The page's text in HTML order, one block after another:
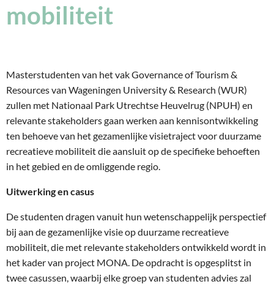
mobiliteit
Masterstudenten van het vak Governance of Tourism &
Resources van Wageningen University & Research (WUR)
zullen met Nationaal Park Utrechtse Heuvelrug (NPUH) en
relevante stakeholders gaan werken aan kennisontwikkeling
ten behoeve van het gezamenlijke visietraject voor duurzame
recreatieve mobiliteit die aansluit op de specifieke behoeften
in het gebied en de omliggende regio.
Uitwerking en casus
De studenten dragen vanuit hun wetenschappelijk perspectief
bij aan de gezamenlijke visie op duurzame recreatieve
mobiliteit, die met relevante stakeholders ontwikkeld wordt in
het kader van project MONA. De opdracht is opgesplitst in
twee casussen, waarbij elke groep van studenten advies zal